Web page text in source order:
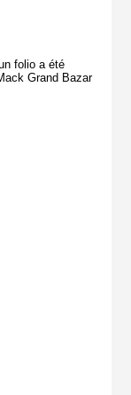
folio a été
Grand Bazar